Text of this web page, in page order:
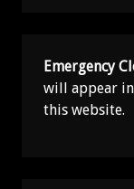
Emergency
will appear
this website.